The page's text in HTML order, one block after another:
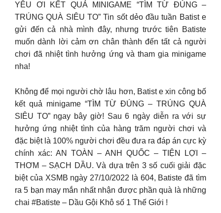
YÊU ƠI KẾT QUẢ MINIGAME “TÌM TỪ ĐÚNG –
TRÚNG QUÀ SIÊU TO”️ Tin sốt dẻo đầu tuần Batist e
gửi đến cả nhà mình đây, nhưng trước tiên Batiste
muốn dành lời cảm ơn chân thành đến tất cả người
chơi đã nhiệt tình hưởng ứng và tham gia minigame
nha!
Không để mọi người chờ lâu hơn, Batist e xin công bố
kết quả minigame “TÌM TỪ ĐÚNG – TRÚNG QUÀ
SIÊU TO”️ ngay bây giờ! Sau 6 ngày diễn ra với sự
hưởng ứng nhiệt tình của hàng trăm người chơi và
đặc biệt là 100% người chơi đều đưa ra đáp án cực kỳ
chính xác: AN TOÀN – ANH QUỐC – TIỆN LỢI –
THƠM – SẠCH DẦU. Và dựa trên 3 số cuối giải đặc
biệt của XSMB ngày 27/10/2022 là 604, Batiste đã tìm
ra 5 bạn may mắn nhất nhận được phần quà là những
chai #Batiste – Dầu Gội Khô số 1 Thế Giới !